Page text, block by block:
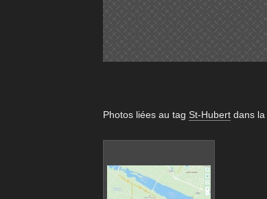
Photos liées au tag St-Hubertdans la